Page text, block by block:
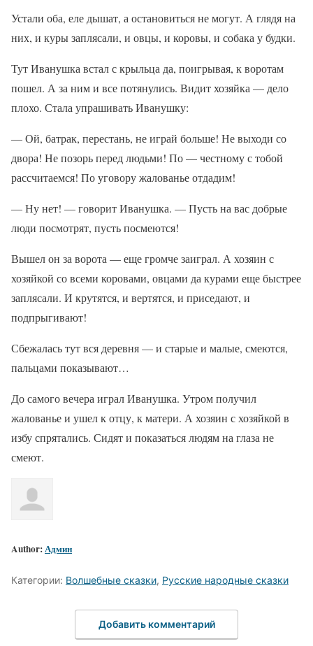
Устали оба, еле дышат, а остановиться не могут. А глядя на
них, и куры заплясали, и овцы, и коровы, и собака у будки.
Тут Иванушка встал с крыльца да, поигрывая, к воротам
пошел. А за ним и все потянулись. Видит хозяйка — дело
плохо. Стала упрашивать Иванушку:
— Ой, батрак, перестань, не играй больше! Не выходи со
двора! Не позорь перед людьми! По — честному с тобой
рассчитаемся! По уговору жалованье отдадим!
— Ну нет! — говорит Иванушка. — Пусть на вас добрые
люди посмотрят, пусть посмеются!
Вышел он за ворота — еще громче заиграл. А хозяин с
хозяйкой со всеми коровами, овцами да курами еще быстрее
заплясали. И крутятся, и вертятся, и приседают, и
подпрыгивают!
Сбежалась тут вся деревня — и старые и малые, смеются,
пальцами показывают…
До самого вечера играл Иванушка. Утром получил
жалованье и ушел к отцу, к матери. А хозяин с хозяйкой в
избу спрятались. Сидят и показаться людям на глаза не
смеют.
Author:Админ
Категории: Волшебные сказки, Русские народные сказки
Добавить комментарий